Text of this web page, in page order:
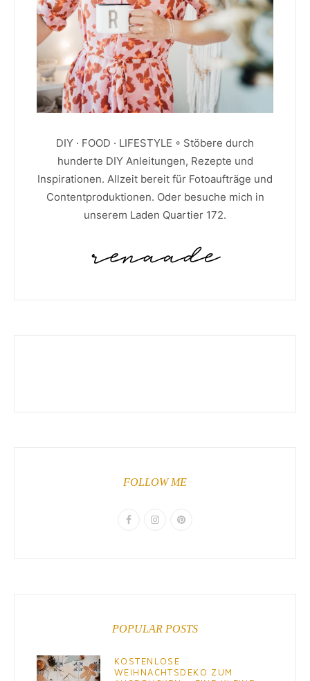
DIY · FOOD · LIFESTYLE ◦ Stöbere durch
hunderte DIY Anleitungen, Rezepte und
Inspirationen. Allzeit bereit für Fotoaufträge und
Contentproduktionen. Oder besuche mich in
unserem Laden Quartier 172.
FOLLOW ME
POPULAR POSTS
KOSTENLOSE
WEIHNACHTSDEKO ZUM